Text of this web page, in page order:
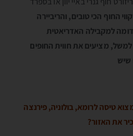
החוף הכי טובים, והריביירה
למקבילה האדריאטית
למשל, מציעים את חווית החופים
שיש
טיסה לרומא, בולוניה, פירנצה
את האזור?